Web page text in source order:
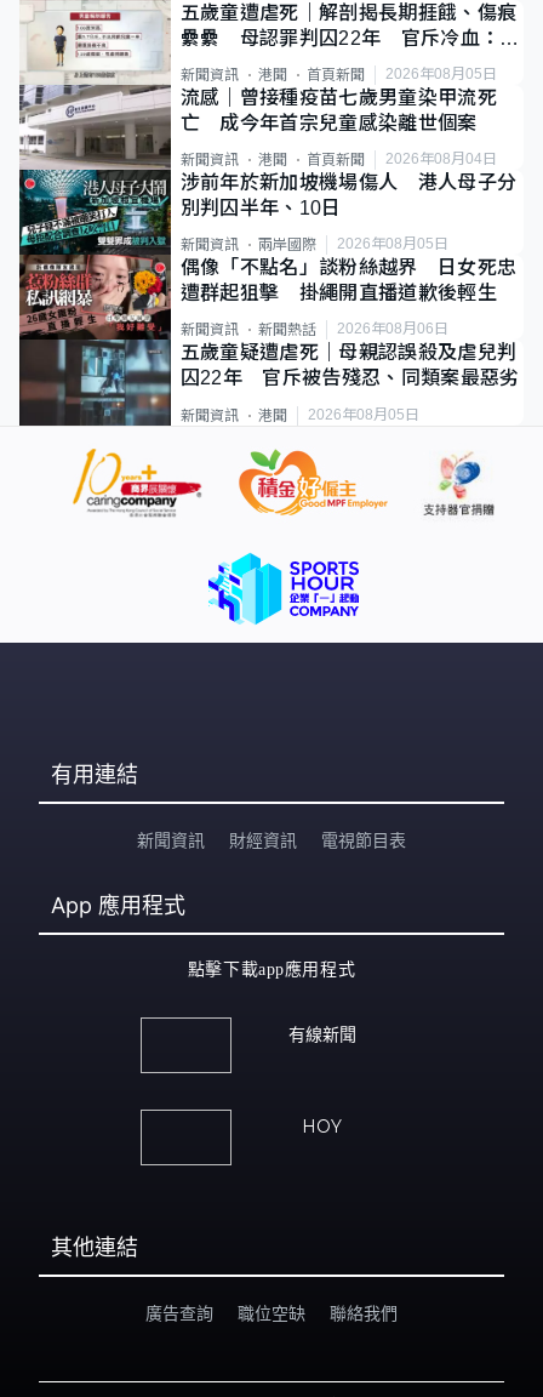
五歲童遭虐死｜解剖揭長期捱餓、傷痕
纍纍 母認罪判囚22年 官斥冷血：同
類案最惡劣
新聞資訊 港聞 首頁新聞 2026年08月05日
流感｜曾接種疫苗七歲男童染甲流死
亡 成今年首宗兒童感染離世個案
新聞資訊 港聞 首頁新聞 2026年08月04日
涉前年於新加坡機場傷人 港人母子分
別判囚半年、10日
新聞資訊 兩岸國際 2026年08月05日
偶像「不點名」談粉絲越界 日女死忠
遭群起狙擊 掛繩開直播道歉後輕生
新聞資訊 新聞熱話 2026年08月06日
五歲童疑遭虐死｜母親認誤殺及虐兒判
囚22年 官斥被告殘忍、同類案最惡劣
新聞資訊 港聞 2026年08月05日
有用連結
新聞資訊 財經資訊 電視節目表
App 應用程式
點擊下載app應用程式
有線新聞
HOY
其他連結
廣告查詢 職位空缺 聯絡我們